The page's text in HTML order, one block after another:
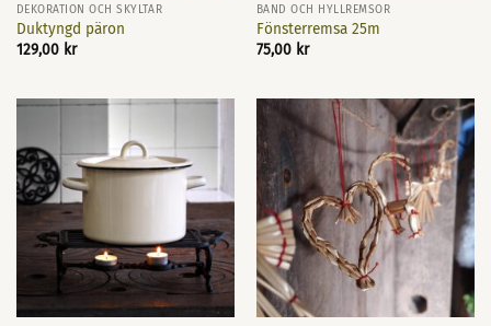
DEKORATION OCH SKYLTAR
Duktyngd päron
129,00 kr
BAND OCH HYLLREMSOR
Fönsterremsa 25m
75,00 kr